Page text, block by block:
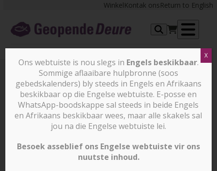
content
WinkelKontak onsReturn to English
Oor Ons
“Wees wakker en versterk die wat
oorbly, wat op die punt staan om te
sterwe…”
Openbaring 3:2
Ons webtuiste is nou slegs in Engels beskikbaar.
Sommige aflaaibare hulpbronne (soos
gebedskalenders) bly steeds in Engels en Afrikaans
beskikbaar op die Engelse webtuiste. E-posse en
WhatsApp-boodskappe sal steeds in beide Engels
en Afrikaans beskikbaar wees, maar alle skakels sal
jou na die Engelse webtuiste lei.
Besoek asseblief ons Engelse webtuiste vir ons
nuutste inhoud.
X